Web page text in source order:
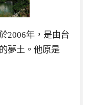
2006年，是由台
夢土。他原是